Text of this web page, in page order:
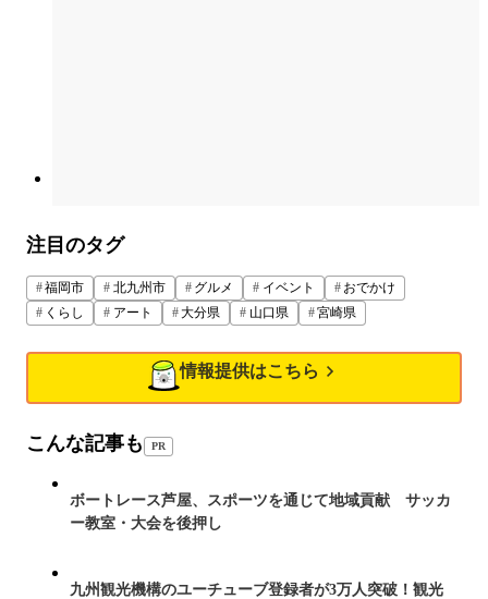
注目のタグ
福岡市 北九州市 グルメ イベント
おでかけ
くらし
アート 大分県 山口県 宮崎県
情報提供はこちら
こんな記事も PR
ボートレース芦屋、スポーツを通じて地域貢献 サッカ
ー教室・大会を後押し
九州観光機構のユーチューブ登録者が3万人突破！観光